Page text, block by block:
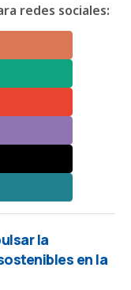
redes sociales:
la
en la